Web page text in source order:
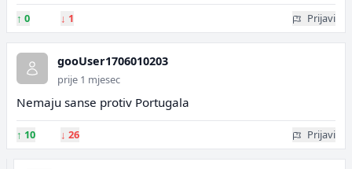
↑ 0 ↓ 1 Prijavi
gooUser1706010203
prije 1 mjesec
Nemaju sanse protiv Portugala
↑ 10 ↓ 26 Prijavi